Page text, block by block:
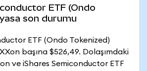
ETF (Ondo
son durumu
ETF (Ondo Tokenized)
başına $526,49. Dolaşımdaki
ve iShares Semiconductor ETF